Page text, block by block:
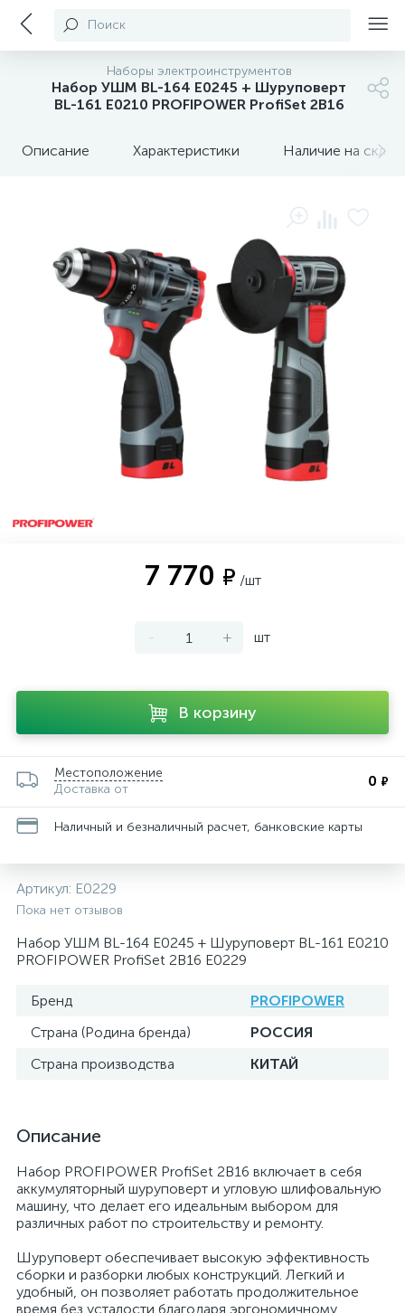
Поиск
Наборы электроинструментов
Набор УШМ BL-164 E0245 + Шуруповерт
BL-161 E0210 PROFIPOWER ProfiSet 2B16
Описание Характеристики Наличие на
7 770 ₽ /шт
- + шт
В корзину
Местоположение
Доставка от
0 ₽
Наличный и безналичный расчет, банковские карты
Артикул: E0229
Пока нет отзывов
Набор УШМ BL-164 E0245 + Шуруповерт BL-161 E0210
PROFIPOWER ProfiSet 2B16 E0229
Бренд
PROFIPOWER
Страна (Родина бренда)
РОССИЯ
Страна производства
КИТАЙ
Описание
Набор PROFIPOWER ProfiSet 2B16 включает в себя
аккумуляторный шуруповерт и угловую шлифовальную
машину, что делает его идеальным выбором для
различных работ по строительству и ремонту.
Шуруповерт обеспечивает высокую эффективность
сборки и разборки любых конструкций. Легкий и
удобный, он позволяет работать продолжительное
время без усталости благодаря эргономичному